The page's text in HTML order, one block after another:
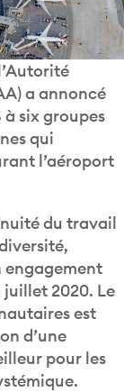
a annoncé
à six groupes
qui
l’aéroport
du travail
engagement
2020. Le
est
d’une
pour les